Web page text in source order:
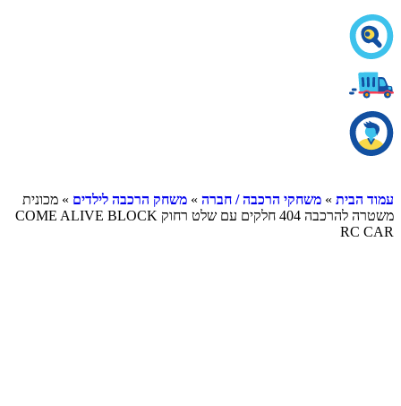
עמוד הבית » משחקי הרכבה / חברה » משחק הרכבה לילדים » מכונית
משטרה להרכבה 404 חלקים עם שלט רחוק COME ALIVE BLOCK
RC CAR